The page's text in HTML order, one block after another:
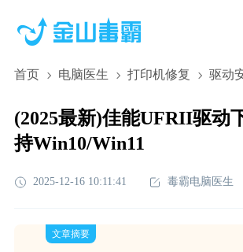
首页 电脑医生 打印机修复 驱动
(2025最新)佳能UFRII驱动
持Win10/Win11
2025-12-16 10:11:41 毒霸电脑医生
文章摘要